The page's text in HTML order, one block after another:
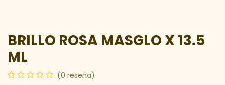
BRILLO ROSA MASGLO X 13.5
ML
(0 reseña)